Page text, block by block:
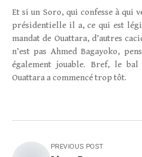
Et si un Soro, qui confesse à qui
présidentielle il a, ce qui est
mandat de Ouattara, d’autres
n’est pas Ahmed Bagayoko,
également jouable. Bref, le bal
Ouattara a commencé trop tôt.
PREVIOUS POST